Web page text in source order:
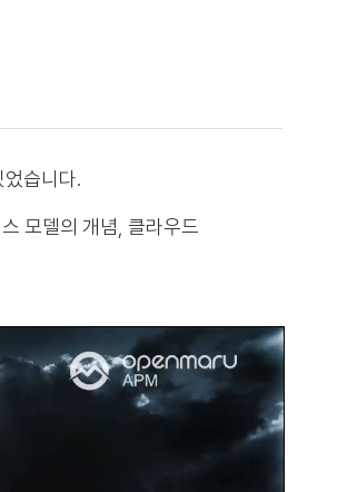
습니다.
모델의 개념, 클라우드